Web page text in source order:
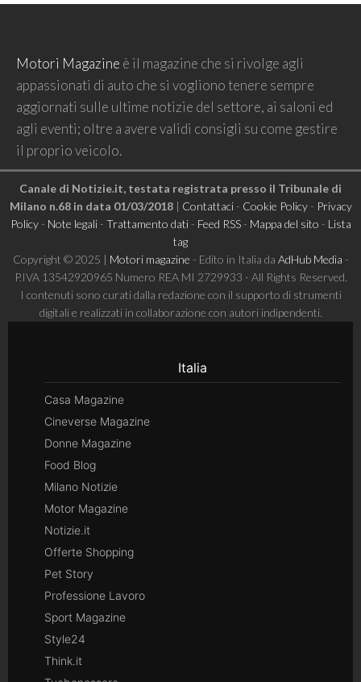
Motori Magazine è il magazine che si rivolge agli
appassionati di auto che si vogliono tenere sempre
aggiornati sulle ultime notizie del settore, ai saloni ed
agli eventi; oltre a avere validi consigli su come gestire
il proprio veicolo.
Canale di Notizie.it, testata registrata presso il Tribunale di
Milano n.68 in data 01/03/2018| Contattaci- Cookie Policy- Privacy
Policy- Note legali- Trattamento dati- Feed RSS- Mappa del sito - Lista
tag
Copyright © 2025 | Motori magazine - Edito in Italia da AdHub Media -
P.IVA 13542920965 Numero REA MI 2729933 - All Rights Reserved.
I contenuti sono curati dalla redazione con il supporto di strumenti
digitali e realizzati in collaborazione con autori indipendenti.
Italia
Casa Magazine
Cineverse Magazine
Donne Magazine
Food Blog
Milano Notizie
Motor Magazine
Notizie.it
Offerte Shopping
Pet Story
Professione Lavoro
Sport Magazine
Style24
Think.it